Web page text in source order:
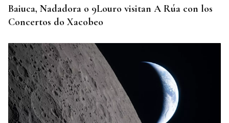
Baiuca, Nadadora o 9Louro visitan A Rúa con los
Concertos do Xacobeo